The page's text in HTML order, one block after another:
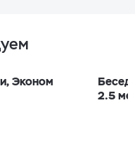
Эконом
2.5